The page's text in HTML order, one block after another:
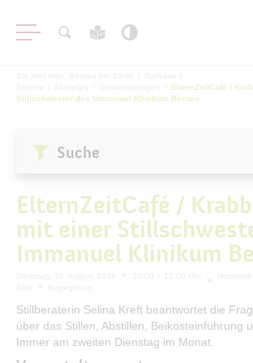
Stadtnachrichten
Veranstaltungen
#BERNAUER
Haushalt
Öffentliche Auslegungen
ElternZeitCafé /
Stillschwester des Immanuel Klinikum Bernau
ElternZeitCafé /
mit einer
Immanuel Klinikum
Stillberaterin Selina Kreft beantwortet die
über das Stillen, Abstillen, Beikosteinführung
Immer am zweiten Dienstag im Monat.
Suche